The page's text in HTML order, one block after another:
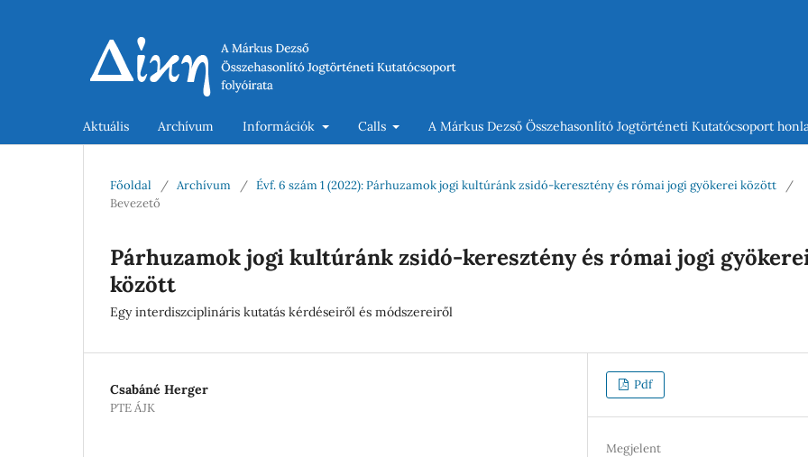
Aktuális Archívum Információk Calls A Márkus Dezső Összehasonlító Jogtörténeti Kutatócsoport
Főoldal / Archívum / Évf. 6 szám 1 (2022): Párhuzamok jogi kultúránk zsidó-keresztény és római jogi gyökerei között
/
Bevezető
Párhuzamok jogi kultúránk zsidó-keresztény és római jogi
között
Egy interdiszciplináris kutatás kérdéseiről és módszereiről
Csabáné Herger
PTE ÁJK
Pdf
Megjelent